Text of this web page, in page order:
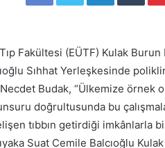
d
e
m
a
i
l
Fakültesi (EÜTF) Kulak Burun
Sıhhat Yerleşkesinde
Budak, “Ülkemize örnek
doğrultusunda bu
tıbbın getirdiği imkânlarla
Suat Cemile Balcıoğlu